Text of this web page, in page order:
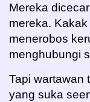
Mereka
mereka.
menerobos
menghubungi
Tapi wartawan
yang suka